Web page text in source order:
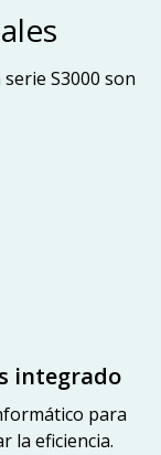
S3000 son
integrado
para
la eficiencia.